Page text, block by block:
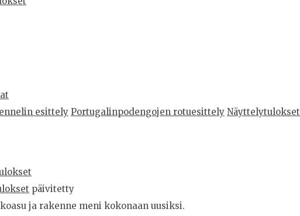
esittely Portugalinpodengojen rotuesittely Näyttelytulokset
päivitetty
ja rakenne meni kokonaan uusiksi.